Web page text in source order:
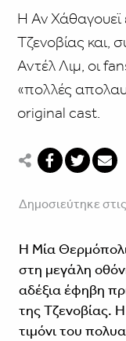
Η Αν Χάθαγουεϊ
Τζενοβίας και,
Αντέλ Λιμ, οι
«πολλές
original cast.
Δημοσιεύτηκε
Η Μία
στη μεγάλη
αδέξια έφηβη
της Τζενοβίας.
τιμόνι του